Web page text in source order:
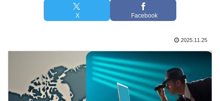
X Facebook
2025.11.25